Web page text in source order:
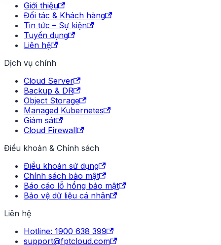
Giới thiệu
Đối tác & Khách hàng
Tin tức – Sự kiện
Tuyển dụng
Liên hệ
Dịch vụ chính
Cloud Server
Backup & DR
Object Storage
Managed Kubernetes
Giám sát
Cloud Firewall
Điều khoản & Chính sách
Điều khoản sử dụng
Chính sách bảo mật
Báo cáo lỗ hổng bảo mật
Bảo vệ dữ liệu cá nhân
Liên hệ
Hotline: 1900 638 399
support@fptcloud.com